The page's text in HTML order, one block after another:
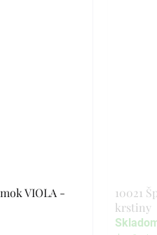
VIOLA -
10021
krstiny